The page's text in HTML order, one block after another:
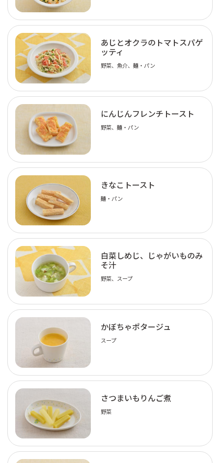
あじとオクラのトマトスパゲ
ッティ
野菜、魚介、麺・パン
にんじんフレンチトースト
野菜、麺・パン
きなこトースト
麺・パン
白菜しめじ、じゃがいものみ
そ汁
野菜、スープ
かぼちゃポタージュ
スープ
さつまいもりんご煮
野菜